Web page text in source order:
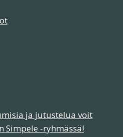
ja jutustelua voit
Simpele -ryhmässä!